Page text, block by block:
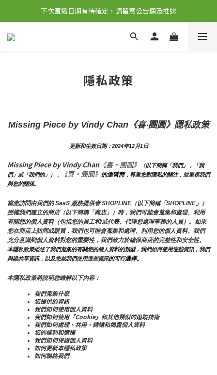
下次直播日期有待確定，請留意公告欄及推送
隱私政策
Missing Piece by Vindy Chan《喜‧團圓》隱私政策
更新和生效日期：2024年12月1日
Missing Piece by Vindy Chan《喜‧團圓》
（以下簡稱「我們」，「我
們」或「我們的」），
《喜‧團圓》 的運營商，尊重您對隱私的關注，並重視我們
與您的關係。
當您訪問由我們的 SaaS 服務提供者 SHOPLINE（以下簡稱「SHOPLINE」）
授權我們建立的商店（以下簡稱「商店」）時，我們可能會蒐集和處理、利用
有關您的個人資料（包括您的員工和/或代表、代理您處理事務的人員）。如果
您在商店上訪問或購買，我們也可能會蒐集和處理、利用您的個人資料。我們
充分意識到個人資料對您的重要性，我們致力於確保商店的完整性和安全性。
本隱私政策描述了我們蒐集的有關您的個人資料的類型，我們如何使用這些資訊，我們
與誰共享資訊，以及您就我們使用這些資訊的可行選擇。
本隱私政策將説明您瞭解以下內容：
我們蒐集什麼
您提供的資訊
我們如何使用個人資料
我們如何使用「Cookie」和其他類似的追蹤技術
我們如何處理、共用、轉讓和揭露個人資料
您的權利和選擇
我們如何保護個人資料
如何更新本隱私政策
如何聯絡我們